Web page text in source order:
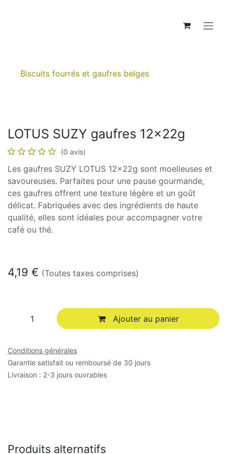
Biscuits fourrés et gaufres belges
LOTUS SUZY gaufres 12x22g
(0 avis)
Les gaufres SUZY LOTUS 12x22g sont moelleuses et
savoureuses. Parfaites pour une pause gourmande,
ces gaufres offrent une texture légère et un goût
délicat. Fabriquées avec des ingrédients de haute
qualité, elles sont idéales pour accompagner votre
café ou thé.
4,19 € (Toutes taxes comprises)
Ajouter au panier
Conditions générales
Garantie satisfait ou remboursé de 30 jours
Livraison : 2-3 jours ouvrables
Produits alternatifs